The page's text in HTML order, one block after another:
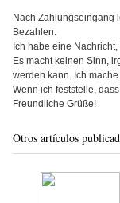
Nach Zahlungseingang
Bezahlen.
Ich habe eine
Es macht keinen Sinn,
werden kann. Ich
Wenn ich feststelle,
Freundliche Grüße!
Otros artículos